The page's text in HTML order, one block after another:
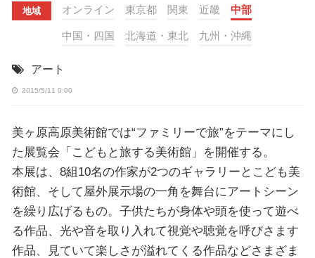
地域 オンライン 東京都 関東 近畿 中部
中国・四国 北海道・東北 九州・沖縄
アート
2015/5/11 0:00
美ヶ原高原美術館では“ファミリーで旅”をテーマにし
た展覧会「こどもと旅する美術館」を開催する。
本展は、8組10名の作家が2つのギャラリーとこども美
術館、そして屋外展示場の一角を舞台にアートシーン
を繰り広げるもの。子供たちが身体や頭を使って遊べ
る作品、光や音を取り入れて視覚や聴覚を呼びさます
作品、見ていて楽しさが溢れてくる作品などさまざま